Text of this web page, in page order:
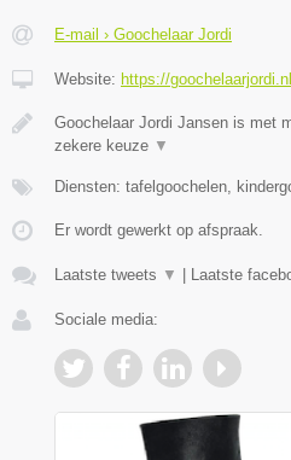
E-mail › Goochelaar Jordi
Website: https://goochelaarjordi.nl
Goochelaar Jordi Jansen is met
zekere keuze ▼
Diensten: tafelgoochelen,
Er wordt gewerkt op afspraak.
Laatste tweets ▼ | Laatste
Sociale media: